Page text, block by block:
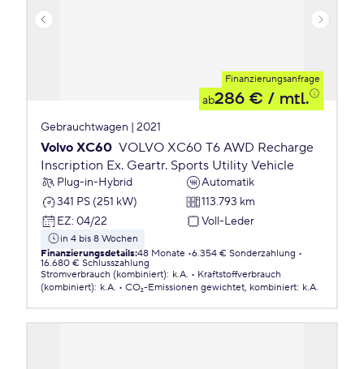
Finanzierungsanfrage
ab286 € / mtl.
Gebrauchtwagen | 2021
Volvo XC60 VOLVO XC60 T6 AWD Recharge
Inscription Ex. Geartr. Sports Utility Vehicle
Plug-in-Hybrid
Automatik
341 PS (251 kW)
113.793 km
EZ: 04/22 Voll-Leder
in 4 bis 8 Wochen
Finanzierungsdetails:48 Monate 6.354 € Sonderzahlung
16.680 € Schlusszahlung
Stromverbrauch (kombiniert): k.A.
Kraftstoffverbrauch
(kombiniert): k.A. CO₂-Emissionen gewichtet, kombiniert: k.A.